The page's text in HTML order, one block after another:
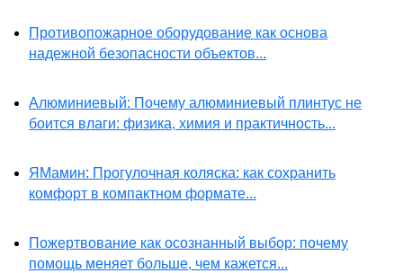
Противопожарное оборудование как основа
надежной безопасности объектов...
Алюминиевый: Почему алюминиевый плинтус не
боится влаги: физика, химия и практичность...
ЯМамин: Прогулочная коляска: как сохранить
комфорт в компактном формате...
Пожертвование как осознанный выбор: почему
помощь меняет больше, чем кажется...